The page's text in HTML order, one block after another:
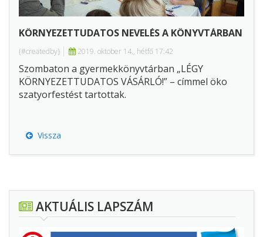
KÖRNYEZETTUDATOS NEVELÉS A KÖNYVTÁRBAN
{#createdby} 2019. oktober 14., hétfő 17:42
Szombaton a gyermekkönyvtárban „LÉGY
KÖRNYEZETTUDATOS VÁSÁRLÓ!” – címmel öko
szatyorfestést tartottak.
Vissza
AKTUÁLIS LAPSZÁM